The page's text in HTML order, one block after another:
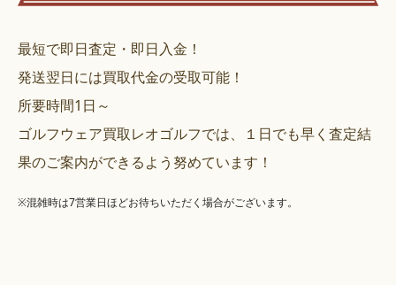
最短で即日査定・即日入金！
発送翌日には買取代金の受取可能！
所要時間1日～
ゴルフウェア買取レオゴルフでは、１日でも早く査定結
果のご案内ができるよう努めています！
※混雑時は7営業日ほどお待ちいただく場合がございます。